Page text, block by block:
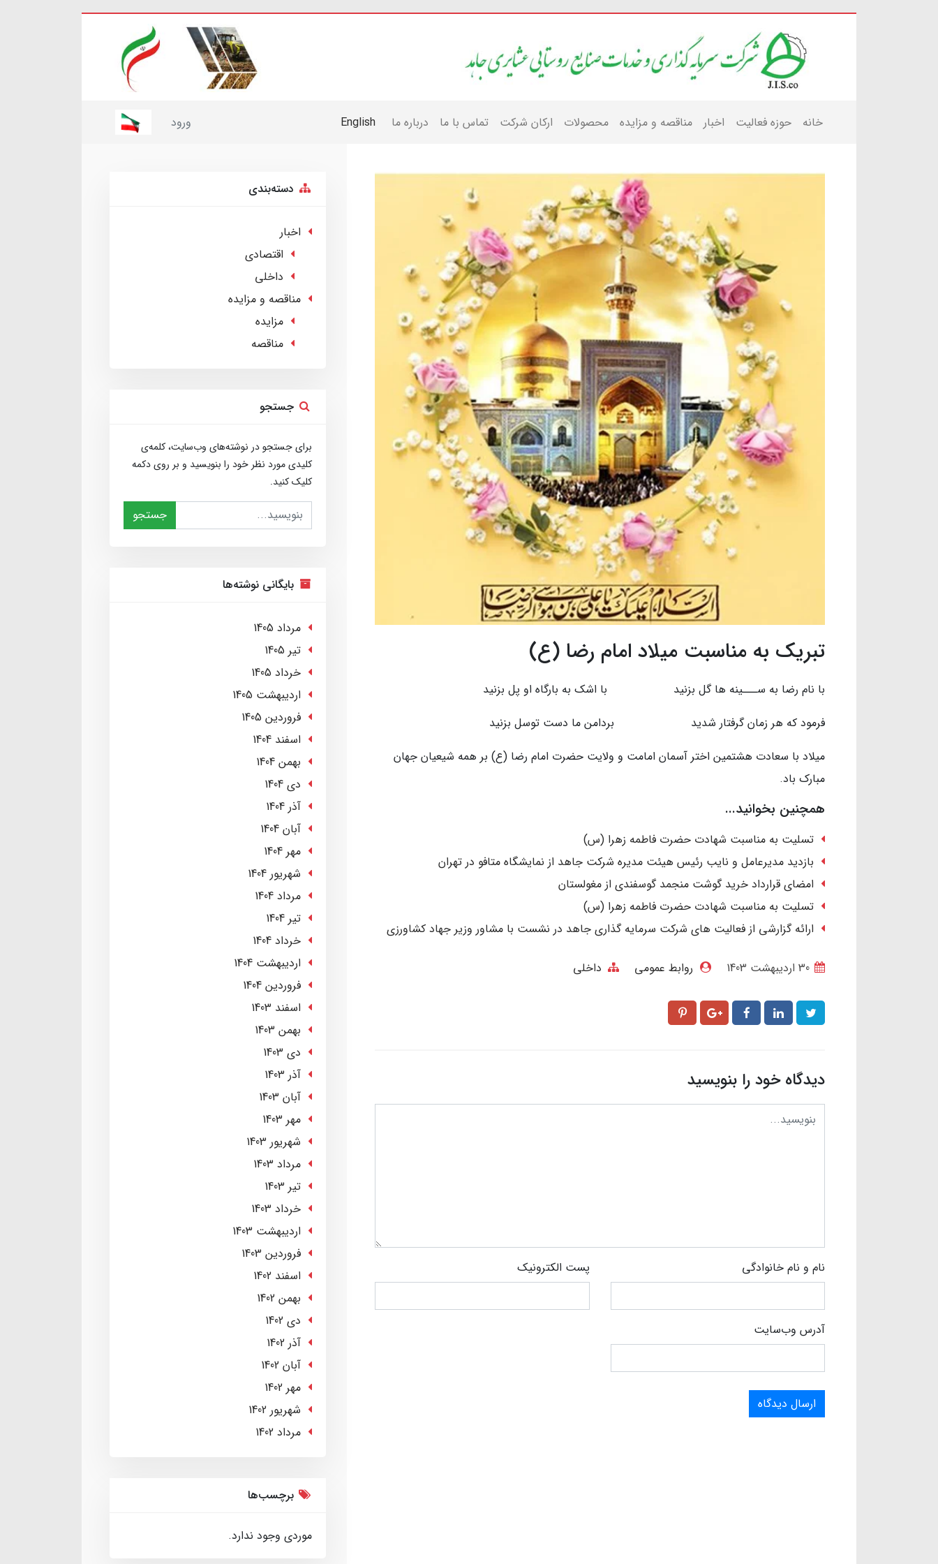
خانه حوزه فعالیت اخبار مناقصه و مزایده محصولات ارکان شرکت تماس با ما درباره ما English ورود
تبریک به مناسبت میلاد امام رضا (ع)
با نام رضا به ســـینه ها گل بزنید با اشک به بارگاه او پل بزنید
فرمود که هر زمان گرفتار شدید بردامن ما دست توسل بزنید
میلاد با سعادت هشتمین اختر آسمان امامت و ولایت حضرت امام رضا (ع) بر همه شیعیان جهان
مبارک باد.
همچنین بخوانید...
تسلیت به مناسبت شهادت حضرت فاطمه زهرا (س)
بازدید مدیرعامل و نایب رئیس هیئت مدیره شرکت جاهد از نمایشگاه متافو در تهران
امضای قرارداد خرید گوشت منجمد گوسفندی از مغولستان
تسلیت به مناسبت شهادت حضرت فاطمه زهرا (س)
ارائه گزارشی از فعالیت های شرکت سرمایه گذاری جاهد در نشست با مشاور وزیر جهاد کشاورزی
روابط عمومی داخلی
دیدگاه خود را بنویسید
نام و نام خانوادگی پست الکترونیک
آدرس وب‌سایت
ارسال دیدگاه
دسته‌بندی
اخبار
اقتصادی
داخلی
مناقصه و مزایده
مزایده
مناقصه
جستجو
برای جستجو در نوشته‌های وب‌سایت، کلمه‌ی
کلیدی مورد نظر خود را بنویسید و بر روی دکمه
کلیک کنید.
جستجو
بایگانی نوشته‌ها
مرداد 1405
تير 1405
خرداد 1405
ارديبهشت 1405
فروردین 1405
اسفند 1404
بهمن 1404
دی 1404
آذر 1404
آبان 1404
مهر 1404
شهریور 1404
مرداد 1404
تير 1404
خرداد 1404
ارديبهشت 1404
فروردین 1404
اسفند 1403
بهمن 1403
دی 1403
آذر 1403
آبان 1403
مهر 1403
شهریور 1403
مرداد 1403
تير 1403
خرداد 1403
ارديبهشت 1403
فروردین 1403
اسفند 1402
بهمن 1402
دی 1402
آذر 1402
آبان 1402
مهر 1402
شهریور 1402
مرداد 1402
برچسب‌ها
موردی وجود ندارد.